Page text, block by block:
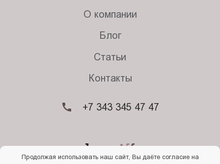
О компании
Блог
Статьи
Контакты
+7 343 345 47 47
Продолжая использовать наш сайт, Вы даёте согласие на